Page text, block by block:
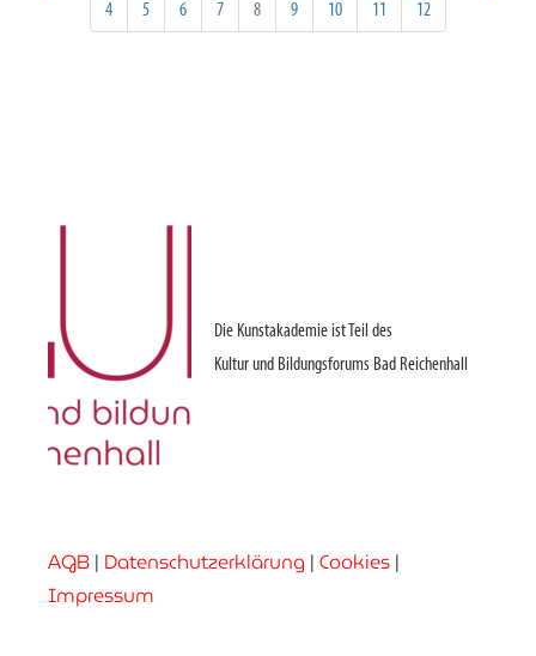
4 5 6 7 8 9 10 11 12
Die Kunstakademie ist Teil des
Kultur und Bildungsforums Bad Reichenhall
AGB | Datenschutzerklärung | Cookies |
Impressum